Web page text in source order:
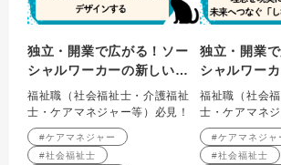
独立・開業で広がる！ソー
シャルワーカーの新しい働
き方ガイド Vol.15 あな
た自身のソーシャルワーク
をデザインする
福祉職（社会福祉士・介護福祉
士・ケアマネジャー等）必見！
#ケアマネジャー
#社会福祉士
独立・開業
シャルワー
き方ガイド
の課題と展
に、事業を未
「しなやかな
福祉職（社会
士・ケアマネ
#ケアマネジャ
#社会福祉士